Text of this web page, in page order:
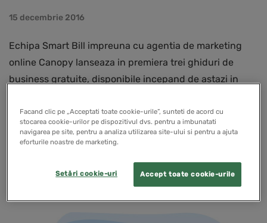
15 decembrie 2016
Echipa Smart Bill impreuna cu agentia de marketing
online Canopy lanseaza in premiera trei ghiduri de
business gratuite, disponibile incepand de astazi in
din luna ianuarie sa fie puse la dispozitia tuturor
companiilor din Romania!
Facand clic pe „Acceptati toate cookie-urile”, sunteti de acord cu
stocarea cookie-urilor pe dispozitivul dvs. pentru a imbunatati
navigarea pe site, pentru a analiza utilizarea site-ului si pentru a ajuta
eforturile noastre de marketing.
Accept toate cookie-urile
Setări cookie-uri